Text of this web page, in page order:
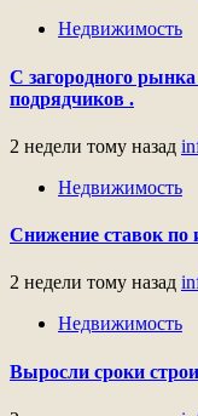
Недвижимость
С загородного
подрядчиков .
2 недели тому назад
Недвижимость
Снижение ставок по
2 недели тому назад
Недвижимость
Выросли сроки